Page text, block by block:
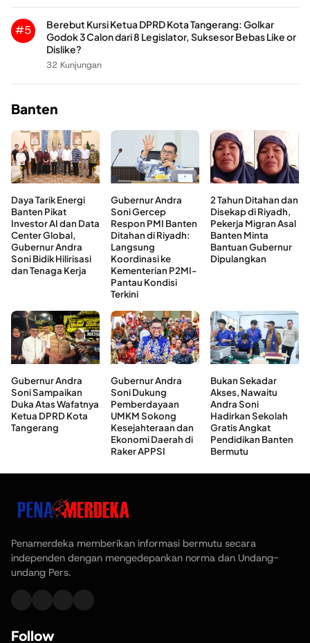
#5
Berebut Kursi Ketua DPRD Kota Tangerang: Golkar
Godok 3 Calon dari 8 Legislator, Suksesor Bebas Like or
Dislike?
32 Kunjungan
Banten
Daya Tarik Energi
Banten Pikat
Investor AI dan Data
Center Global,
Gubernur Andra
Soni Bidik Hilirisasi
dan Tenaga Kerja
Gubernur Andra
Soni Gercep
Respon PMI Banten
Ditahan di Riyadh:
Langsung
Koordinasi ke
Kementerian P2MI-
Pantau Kondisi
Terkini
2 Tahun Ditahan dan
Disekap di Riyadh,
Pekerja Migran Asal
Banten Minta
Bantuan Gubernur
Dipulangkan
Gubernur Andra
Soni Sampaikan
Duka Atas Wafatnya
Ketua DPRD Kota
Tangerang
Gubernur Andra
Soni Dukung
Pemberdayaan
UMKM Sokong
Kesejahteraan dan
Ekonomi Daerah di
Raker APPSI
Bukan Sekadar
Akses, Nawaitu
Andra Soni
Hadirkan Sekolah
Gratis Angkat
Pendidikan Banten
Bermutu
Penamerdeka memberikan informasi bermutu secara
independen dengan mengedepankan norma dan Undang-
undang Pers.
Follow